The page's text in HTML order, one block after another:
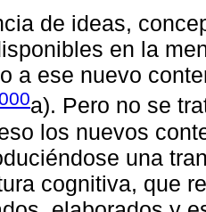
de ideas,
en la
a ese nuevo
a). Pero no se
los nuevos
una
cognitiva, que